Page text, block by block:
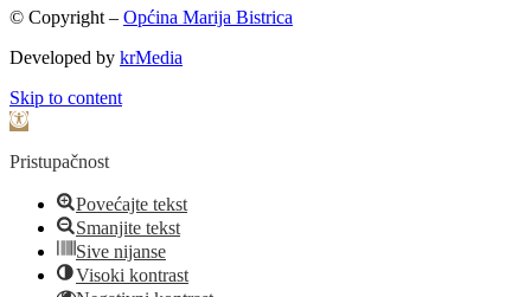
© Copyright – Općina Marija Bistrica
Developed by krMedia
Skip to content
Open toolbar
Pristupačnost
Povećajte tekst
Smanjite tekst
Sive nijanse
Visoki kontrast